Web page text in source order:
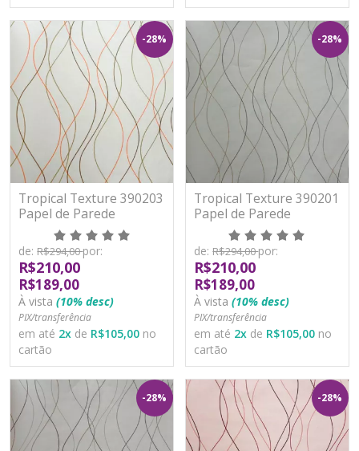
-28%
Tropical Texture 390203
Papel de Parede
Moderno Vinílico
Lavável
de: R$294,00por:
R$210,00
R$189,00
À vista (10% desc)
PIX/transferência
em até 2x de R$105,00 no
cartão
-28%
Tropical Texture 390201
Papel de Parede
Moderno Vinílico
Lavável
de: R$294,00por:
R$210,00
R$189,00
À vista (10% desc)
PIX/transferência
em até 2x de R$105,00 no
cartão
-28% -28%